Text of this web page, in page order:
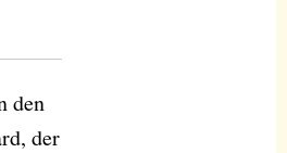
den
der